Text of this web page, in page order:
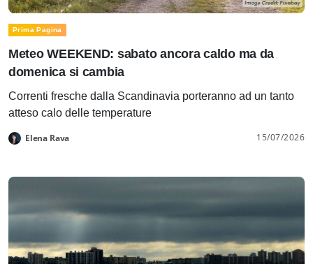
Prima Pagina
Meteo WEEKEND: sabato ancora caldo ma da
domenica si cambia
Correnti fresche dalla Scandinavia porteranno ad un tanto
atteso calo delle temperature
Elena Rava 15/07/2026